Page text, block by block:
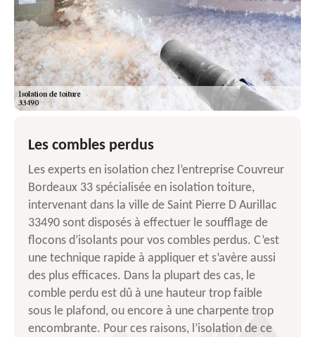
Les combles perdus
Les experts en isolation chez l’entreprise Couvreur
Bordeaux 33 spécialisée en isolation toiture,
intervenant dans la ville de Saint Pierre D Aurillac
33490 sont disposés à effectuer le soufflage de
flocons d’isolants pour vos combles perdus. C’est
une technique rapide à appliquer et s’avère aussi
des plus efficaces. Dans la plupart des cas, le
comble perdu est dû à une hauteur trop faible
sous le plafond, ou encore à une charpente trop
encombrante. Pour ces raisons, l’isolation de ce